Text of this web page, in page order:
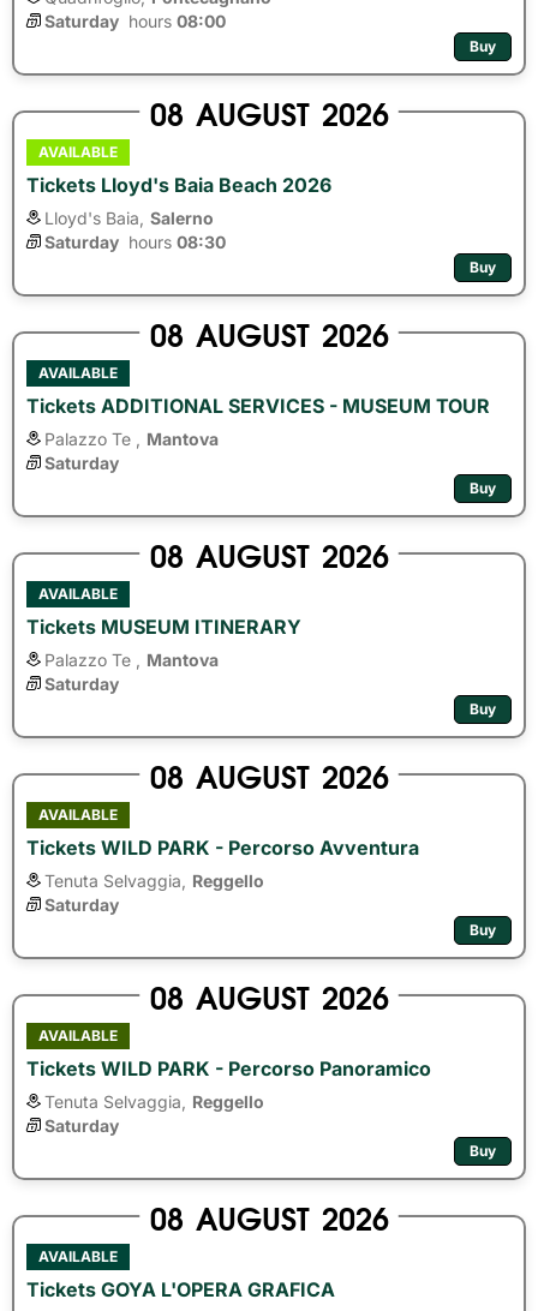
Saturday hours 08:00
Buy
08 AUGUST 2026
AVAILABLE
Tickets Lloyd's Baia Beach 2026
Lloyd's Baia, Salerno
Saturday hours 08:30
Buy
08 AUGUST 2026
AVAILABLE
Tickets ADDITIONAL SERVICES - MUSEUM TOUR
Palazzo Te ,
Mantova
Saturday
Buy
08 AUGUST 2026
AVAILABLE
Tickets MUSEUM ITINERARY
Palazzo Te ,
Mantova
Saturday
Buy
08 AUGUST 2026
AVAILABLE
Tickets WILD PARK - Percorso Avventura
Tenuta Selvaggia,
Reggello
Saturday
Buy
08 AUGUST 2026
AVAILABLE
Tickets WILD PARK - Percorso Panoramico
Tenuta Selvaggia,
Reggello
Saturday
Buy
08 AUGUST 2026
AVAILABLE
Tickets GOYA L'OPERA GRAFICA